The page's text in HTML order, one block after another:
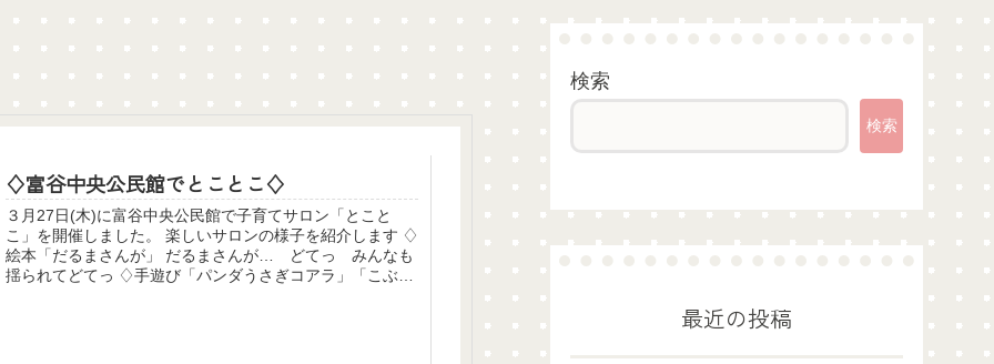
♢富谷中央公民館でとことこ♢
３月27日(木)に富谷中央公民館で子育てサロン「とこと
こ」を開催しました。 楽しいサロンの様子を紹介します ♢
絵本「だるまさんが」 だるまさんが… どてっ みんなも
揺られてどてっ ♢手遊び「パンダうさぎコアラ」「こぶた
検索
検索
最近の投稿